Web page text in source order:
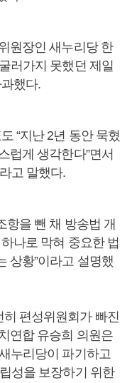
원장인 새누리당 한
러가지 못했던 제일
했다.
“지난 2년 동안 묵혔
럽게 생각한다”면서
고 말했다.
항을 뺀 채 방송법 개
나로 막혀 중요한 법
상황”이라고 설명했
편성위원회가 빠진
연합 유승희 의원은
누리당이 파기하고
성을 보장하기 위한